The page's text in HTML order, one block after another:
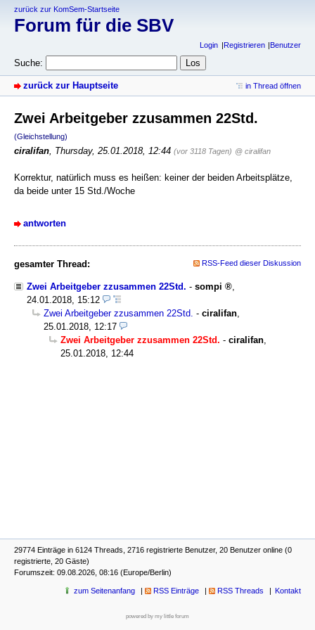
zurück zur KomSem-Startseite
Forum für die SBV
Login Registrieren Benutzer
Suche:
zurück zur Hauptseite in Thread öffnen
Zwei Arbeitgeber zzusammen 22Std.
(Gleichstellung)
ciralifan, Thursday, 25.01.2018, 12:44 (vor 3118 Tagen) @ ciralifan
Korrektur, natürlich muss es heißen: keiner der beiden Arbeitsplätze,
da beide unter 15 Std./Woche
antworten
gesamter Thread: RSS-Feed dieser Diskussion
Zwei Arbeitgeber zzusammen 22Std. - sompi
24.01.2018, 15:12
Zwei Arbeitgeber zzusammen 22Std. - ciralifan
25.01.2018, 12:17
Zwei Arbeitgeber zzusammen 22Std. - ciralifan
25.01.2018, 12:44
29774 Einträge in 6124 Threads, 2716 registrierte Benutzer, 20 Benutzer online (0
registrierte, 20 Gäste)
Forumszeit: 09.08.2026, 08:16 (Europe/Berlin)
zum Seitenanfang RSS Einträge RSS Threads Kontakt
powered by my little forum